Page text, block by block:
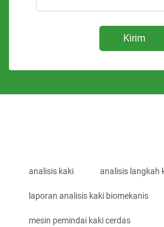
Kirim
analisis kaki analisis langkah
laporan analisis kaki biomekanis
mesin pemindai kaki cerdas